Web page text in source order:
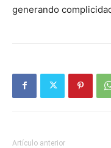
generando
Artículo anterior